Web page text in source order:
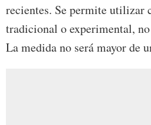
recientes. Se permite utilizar
tradicional o experimental,
La medida no será mayor de